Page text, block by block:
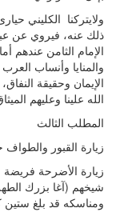
ولايتركنا الكليني
ذلك عنه، فيروي عن
الإمام الثامن عندهم
والمنايا وأنساب
الإيمان وحقيقة
الله علينا وعليهم
المطلب الثالث
زيارة القبور والطواف
زيارة الأضرحة
شيخهم (آغا بزرك
ومناسكه قد بلغ ستين